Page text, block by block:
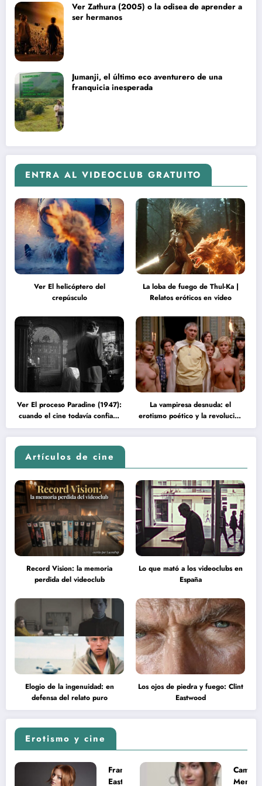
Ver Zathura (2005) o la odisea de aprender a
ser hermanos
Jumanji, el último eco aventurero de una
franquicia inesperada
ENTRA AL VIDEOCLUB GRATUITO
Ver El helicóptero del
crepúsculo
La loba de fuego de Thul-Ka |
Relatos eróticos en video
Ver El proceso Paradine (1947):
cuando el cine todavía confiaba
en la inteligencia del espectador
La vampiresa desnuda: el
erotismo poético y la revolución
psicodélica de Jean Rollin
Artículos de cine
Record Vision: la memoria
perdida del videoclub
Lo que mató a los videoclubs en
España
Elogio de la ingenuidad: en
defensa del relato puro
Los ojos de piedra y fuego: Clint
Eastwood
Erotismo y cine
Francesca
Eastwood y
Camila
Mendes